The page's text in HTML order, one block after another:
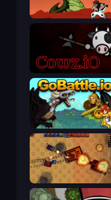
Monster Impact
cowz.io
GoBattle.io
Tanko.io